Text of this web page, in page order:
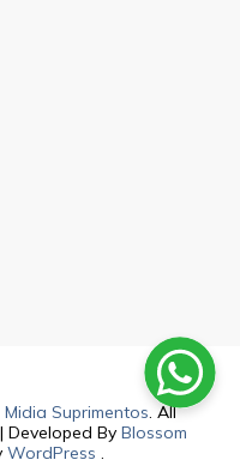
Suprimentos. All
Developed By Blossom
WordPress .